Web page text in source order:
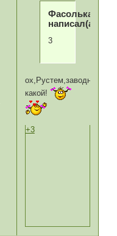
Фасолька
написал(а):
3
ох,Рустем,заводной
какой!
+3